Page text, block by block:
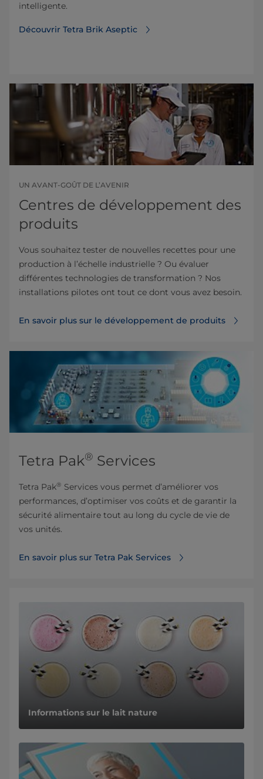
intelligente.
Découvrir Tetra Brik Aseptic
UN AVANT-GOÛT DE L’AVENIR
Centres de développement des
produits
Vous souhaitez tester de nouvelles recettes pour une
production à l’échelle industrielle ? Ou évaluer
différentes technologies de transformation ? Nos
installations pilotes ont tout ce dont vous avez besoin.
En savoir plus sur le développement de produits
Tetra Pak® Services
Tetra Pak® Services vous permet d’améliorer vos
performances, d’optimiser vos coûts et de garantir la
sécurité alimentaire tout au long du cycle de vie de
vos unités.
En savoir plus sur Tetra Pak Services
Informations sur le lait nature